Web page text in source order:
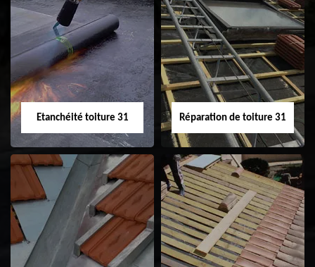
Peinture sur tuile
31
Nettoyage
demoussage de
toiture 31
Etanchéité toiture 31
Etanchéité toiture
31
Réparation de toiture 31
Réparation de
toiture 31